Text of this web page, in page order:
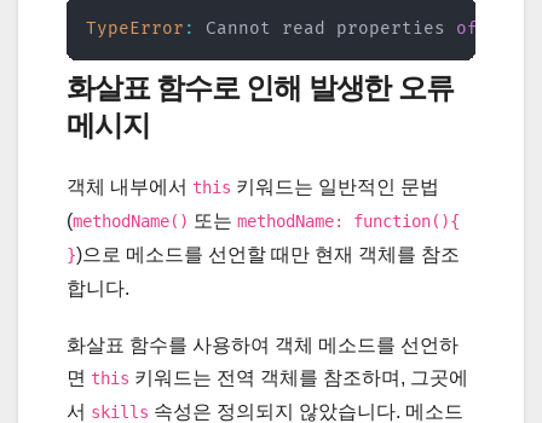
TypeError : Cannot read properties of
화살표 함수로 인해 발생한 오류
메시지
객체 내부에서 this 키워드는 일반적인 문법
(methodName() 또는 methodName: function(){
})으로 메소드를 선언할 때만 현재 객체를 참조
합니다.
화살표 함수를 사용하여 객체 메소드를 선언하
면 this 키워드는 전역 객체를 참조하며, 그곳에
서 skills 속성은 정의되지 않았습니다. 메소드